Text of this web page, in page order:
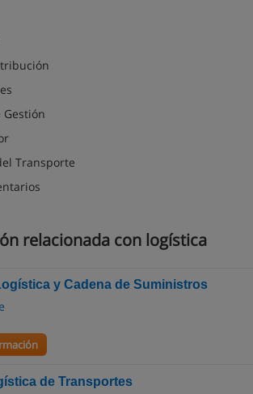
Transporte
relacionada con logística
y Cadena de Suministros
de Transportes